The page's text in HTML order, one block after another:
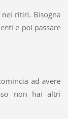
nei ritiri. Bisogna
e poi passare
ad avere
non hai altri